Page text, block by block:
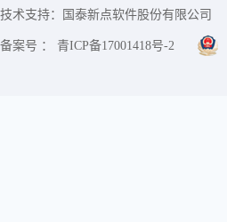
技术支持：国泰新点软件股份有限公司
备案号 ： 青ICP备17001418号-2